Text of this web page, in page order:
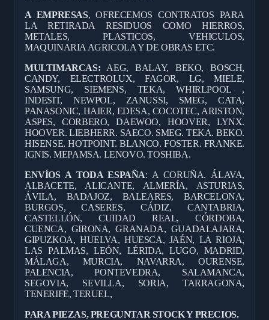
A EMPRESAS, OFRECEMOS CONTRATOS PARA
LA RETIRADA RESIDUOS COMO HIERROS,
METALES, PLASTICOS, VEHICULOS,
MAQUINARIA AGRICOLA Y DE OBRAS ETC.
MULTIMARCAS: AEG, BALAY, BEKO, BOSCH,
CANDY, ELECTROLUX, FAGOR, LG, MIELE,
SAMSUNG, SIEMENS, TEKA, WHIRLPOOL ,
INDESIT, NEWPOL, ZANUSSI, SMEG, CATA,
PANASONIC, HAIER, EDESA, COCOTEC, ARISTON,
ASPES, CORBERO, DAEWOO, HOOVER, LYNX.
HOOVER. LIEBHERR. SAECO. SMEG. TEKA. BEKO.
HISENSE. HOTPOINT. BLANCO. FOSTER. FRANKE.
IGNIS. MEPAMSA. LENOVO. TOSHIBA.
ENVÍOS A TODA ESPAÑA: A CORUÑA. ÁLAVA,
ALBACETE, ALICANTE, ALMERÍA, ASTURIAS,
ÁVILA, BADAJOZ, BALEARES, BARCELONA,
BURGOS, CASERES, CÁDIZ, CANTABRIA,
CASTELLÓN, CUIDAD REAL, CÓRDOBA,
CUENCA, GIRONA, GRANADA, GUADALAJARA,
GIPUZKOA, HUELVA, HUESCA, JAÉN, LA RIOJA,
LAS PALMAS, LEÓN, LÉRIDA, LUGO, MADRID,
MÁLAGA, MURCIA, NAVARRA, OURENSE,
PALENCIA, PONTEVEDRA, SALAMANCA,
SEGOVIA, SEVILLA, SORIA, TARRAGONA,
TENERIFE, TERUEL,
PARA PIEZAS, PREGUNTAR STOCK Y PRECIOS.